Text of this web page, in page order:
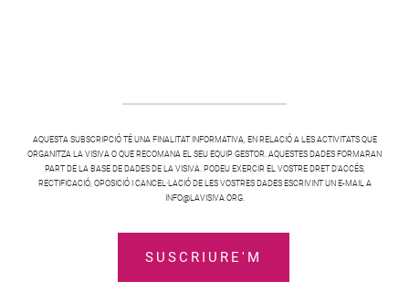
AQUESTA SUBSCRIPCIÓ TÉ UNA FINALITAT INFORMATIVA, EN RELACIÓ A LES ACTIVITATS QUE
ORGANITZA LA VISIVA O QUE RECOMANA EL SEU EQUIP GESTOR. AQUESTES DADES FORMARAN
PART DE LA BASE DE DADES DE LA VISIVA. PODEU EXERCIR EL VOSTRE DRET D’ACCÉS,
RECTIFICACIÓ, OPOSICIÓ I CANCEL·LACIÓ DE LES VOSTRES DADES ESCRIVINT UN E-MAIL A
INFO@LAVISIVA.ORG.